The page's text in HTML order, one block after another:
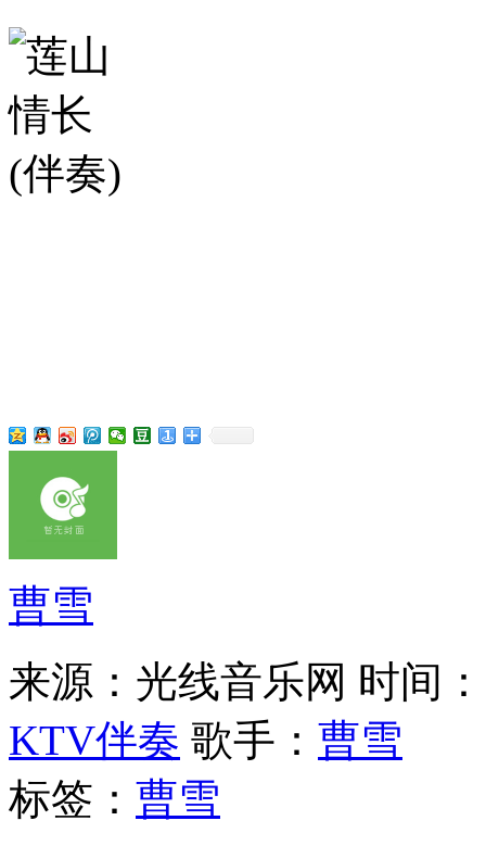
曹雪
来源：光线音乐网 时间
KTV伴奏 歌手： 曹雪
标签： 曹雪